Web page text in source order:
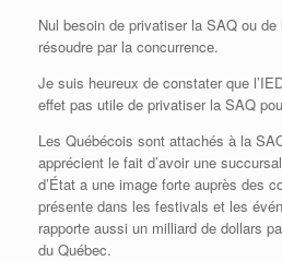
Nul besoin de privatiser la SAQ ou de
résoudre par la concurrence.
Je suis heureux de constater que
effet pas utile de privatiser la SAQ
Les Québécois sont attachés à la
apprécient le fait d’avoir une
d’État a une image forte auprès des
présente dans les festivals et les
rapporte aussi un milliard de dollars
du Québec.